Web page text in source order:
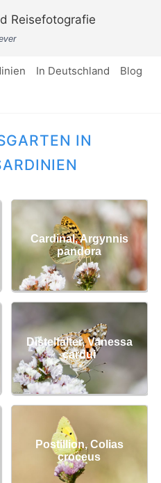
Reisefotografie
In Deutschland Blog
IN
Cardinal, Argynnis
pandora
Distelfalter, Vanessa
cardui
Postillion, Colias
croceus